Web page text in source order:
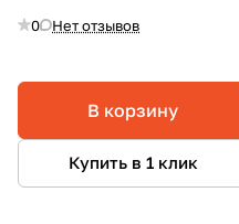
0 Нет отзывов
В корзину
Купить в 1 клик